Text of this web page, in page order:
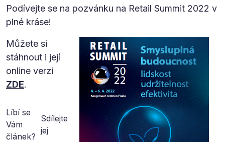
Podívejte se na pozvánku na Retail Summit 2022 v
plné kráse!
Můžete si
stáhnout i její
online verzi
ZDE.
Líbí se
Vám
článek?
Sdílejte
jej